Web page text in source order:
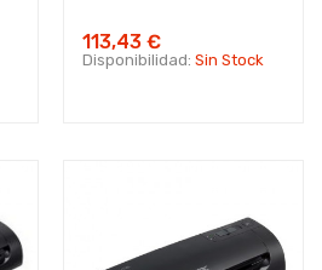
113,43 €
Disponibilidad: Sin Stock